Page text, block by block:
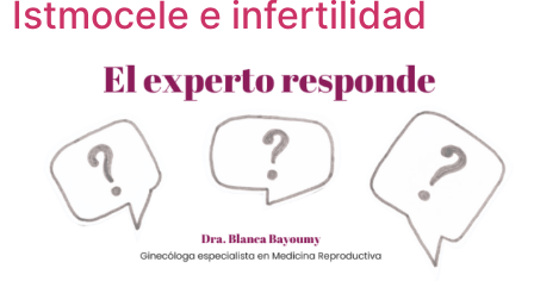
Istmocele e infertilidad